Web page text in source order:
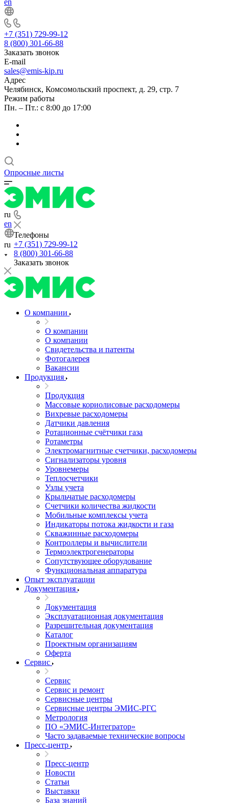
en
+7 (351) 729-99-12
8 (800) 301-66-88
Заказать звонок
E-mail
sales@emis-kip.ru
Адрес
Челябинск, Комсомольский проспект, д. 29, стр. 7
Режим работы
Пн. – Пт.: с 8:00 до 17:00
Опросные листы
ru
en
ru
Телефоны
+7 (351) 729-99-12
8 (800) 301-66-88
Заказать звонок
О компании
О компании
О компании
Свидетельства и патенты
Фотогалерея
Вакансии
Продукция
Продукция
Массовые кориолисовые расходомеры
Вихревые расходомеры
Датчики давления
Ротационные счётчики газа
Ротаметры
Электромагнитные счетчики, расходомеры
Сигнализаторы уровня
Уровнемеры
Теплосчетчики
Узлы учета
Крыльчатые расходомеры
Счетчики количества жидкости
Мобильные комплексы учета
Индикаторы потока жидкости и газа
Скважинные расходомеры
Контроллеры и вычислители
Термоэлектрогенераторы
Сопутствующее оборудование
Функциональная аппаратура
Опыт эксплуатации
Документация
Документация
Эксплуатационная документация
Разрешительная документация
Каталог
Проектным организациям
Оферта
Сервис
Сервис
Сервис и ремонт
Сервисные центры
Сервисные центры ЭМИС-РГС
Метрология
ПО «ЭМИС-Интегратор»
Часто задаваемые технические вопросы
Пресс-центр
Пресс-центр
Новости
Статьи
Выставки
База знаний